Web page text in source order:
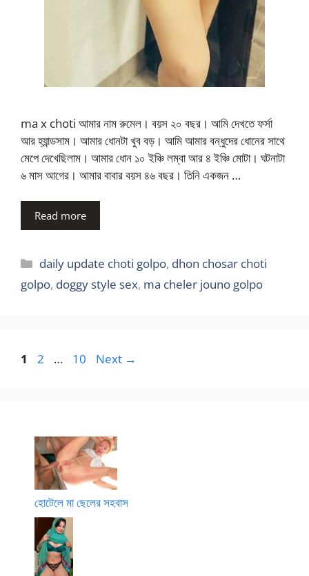
ma x choti আমার নাম রুমেল। বয়স ২০ বছর। আমি দেখতে ফর্সা
আর হ্যান্ডসাম। আমার ধোনটা খুব বড়। আমি আমার বন্ধুদের ধোনের সাথে
মেপে দেখেছিলাম। আমার ধোন ১০ ইঞ্চি লম্বা আর ৪ ইঞ্চি মোটা। ঘটনাটা
৬ মাস আগের। আমার বাবার বয়স ৪৬ বছর। তিনি একজন …
Read more
Categories
daily update choti golpo, dhon chosar choti
golpo, doggy style sex, ma cheler jouno golpo
Page
1 Page
2 … Page
10 Next →
হোটেলে মা ছেলের সহবাস